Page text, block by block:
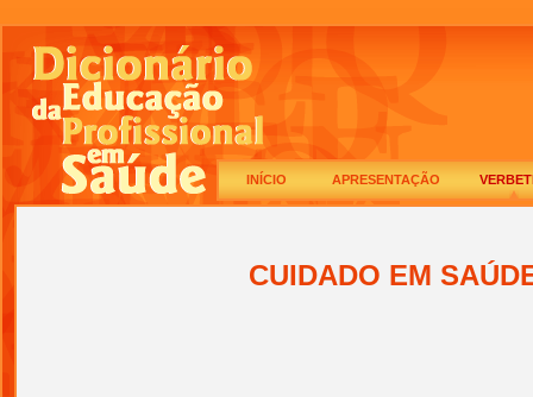
INÍCIO APRESENTAÇÃO
CUIDADO EM